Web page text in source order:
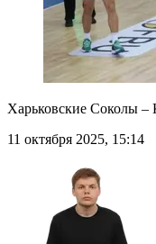
Харьковские Соколы
11 октября 2025, 15:14